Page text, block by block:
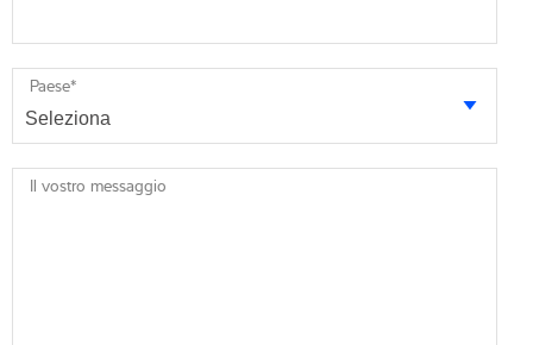
Paese*
Il vostro messaggio